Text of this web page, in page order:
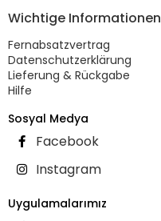
Wichtige Informationen
Fernabsatzvertrag
Datenschutzerklärung
Lieferung & Rückgabe
Hilfe
Sosyal Medya
Facebook
Instagram
Uygulamalarımız